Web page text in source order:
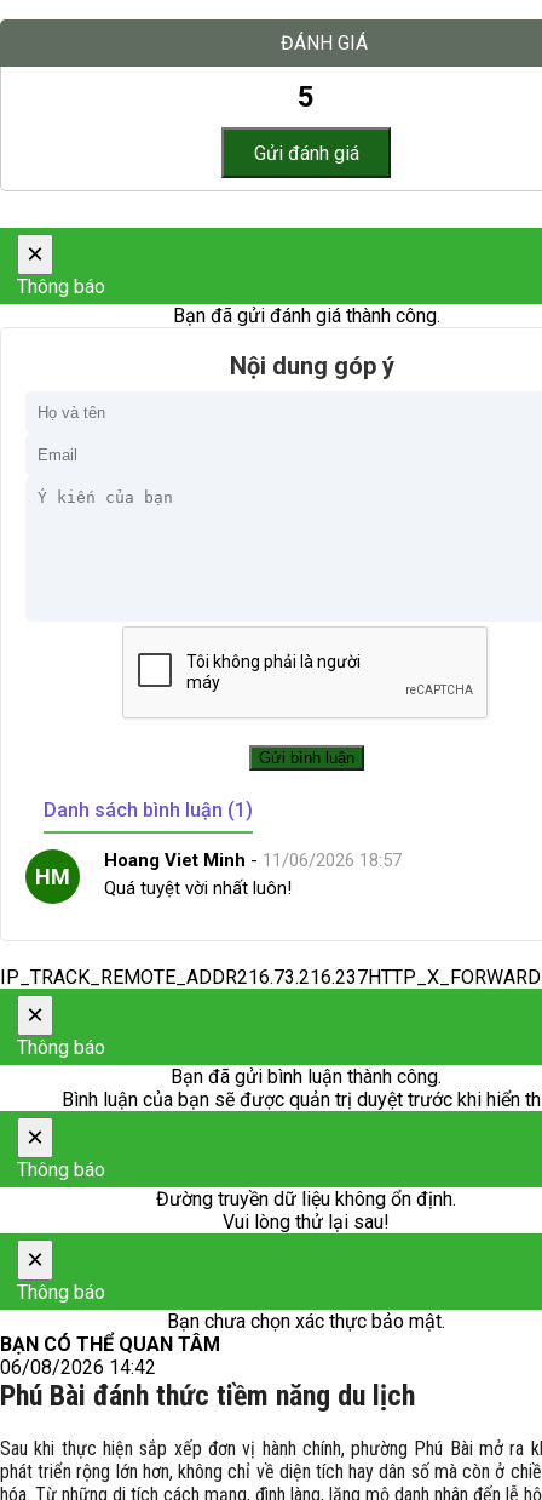
ĐÁNH GIÁ
5
×
Thông báo
Bạn đã gửi đánh giá thành công.
Nội dung góp ý
Danh sách bình luận (1)
HM
Hoang Viet Minh - 11/06/2026 18:57
Quá tuyệt vời nhất luôn!
×
Thông báo
Bạn đã gửi bình luận thành công.
Bình luận của bạn sẽ được quản trị duyệt trước khi hiển
×
Thông báo
Đường truyền dữ liệu không ổn định.
Vui lòng thử lại sau!
×
Thông báo
Bạn chưa chọn xác thực bảo mật.
BẠN CÓ THỂ QUAN TÂM
06/08/2026 14:42
Phú Bài đánh thức tiềm năng du lịch
Sau khi thực hiện sắp xếp đơn vị hành chính, phường Phú Bài mở ra
phát triển rộng lớn hơn, không chỉ về diện tích hay dân số mà còn ở
hóa. Từ những di tích cách mạng, đình làng, lăng mộ danh nhân đến lễ